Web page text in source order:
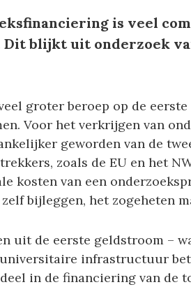
is veel
blijkt uit onderzoek
groter beroep op de
Voor het verkrijgen van
geworden van de
zoals de EU en het
kosten van een
bijleggen, het zogeheten
uit de eerste geldstroom –
infrastructuur
in de financiering van de